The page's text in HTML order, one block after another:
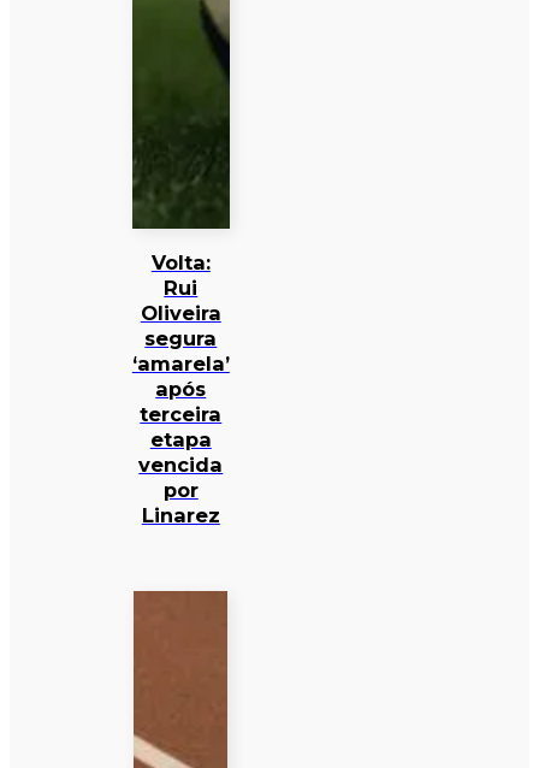
Volta:
Rui
Oliveira
segura
‘amarela’
após
terceira
etapa
vencida
por
Linarez